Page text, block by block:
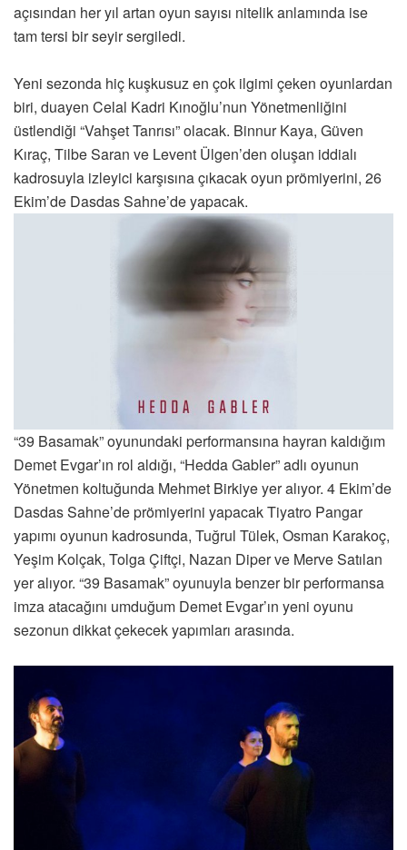
açısından her yıl artan oyun sayısı nitelik anlamında ise
tam tersi bir seyir sergiledi.
Yeni sezonda hiç kuşkusuz en çok ilgimi çeken oyunlardan
biri, duayen Celal Kadri Kınoğlu’nun Yönetmenliğini
üstlendiği “Vahşet Tanrısı” olacak. Binnur Kaya, Güven
Kıraç, Tilbe Saran ve Levent Ülgen’den oluşan iddialı
kadrosuyla izleyici karşısına çıkacak oyun prömiyerini, 26
Ekim’de Dasdas Sahne’de yapacak.
“39 Basamak” oyunundaki performansına hayran kaldığım
Demet Evgar’ın rol aldığı, “Hedda Gabler” adlı oyunun
Yönetmen koltuğunda Mehmet Birkiye yer alıyor. 4 Ekim’de
Dasdas Sahne’de prömiyerini yapacak Tiyatro Pangar
yapımı oyunun kadrosunda, Tuğrul Tülek, Osman Karakoç,
Yeşim Kolçak, Tolga Çiftçi, Nazan Diper ve Merve Satılan
yer alıyor. “39 Basamak” oyunuyla benzer bir performansa
imza atacağını umduğum Demet Evgar’ın yeni oyunu
sezonun dikkat çekecek yapımları arasında.